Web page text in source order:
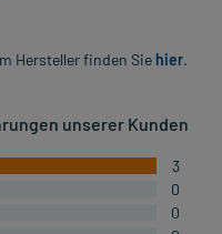
Hersteller finden Sie hier.
unserer Kunden
3
0
0